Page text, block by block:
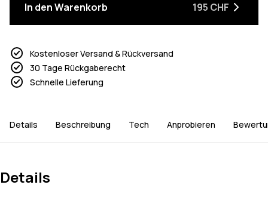
In den Warenkorb 195 CHF
Kostenloser Versand & Rückversand
30 Tage Rückgaberecht
Schnelle Lieferung
Details Beschreibung Tech Anprobieren
Details